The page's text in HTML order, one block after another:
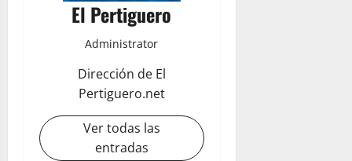
El Pertiguero
Administrator
Dirección de El
Pertiguero.net
Ver todas las
entradas